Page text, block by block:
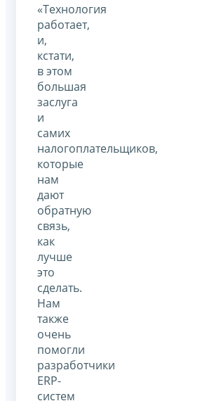
«Технология
работает,
и,
кстати,
в этом
большая
заслуга
и
самих
налогоплательщиков,
которые
нам
дают
обратную
связь,
как
лучше
это
сделать.
Нам
также
очень
помогли
разработчики
ERP-
систем